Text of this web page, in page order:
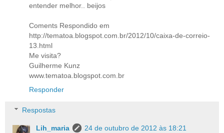
entender melhor.. beijos
Coments Respondido em
http://tematoa.blogspot.com.br/2012/10/caixa-de-correio-
13.html
Me visita?
Guilherme Kunz
www.tematoa.blogspot.com.br
Responder
Respostas
Lih_maria
24 de outubro de 2012 às 18:21